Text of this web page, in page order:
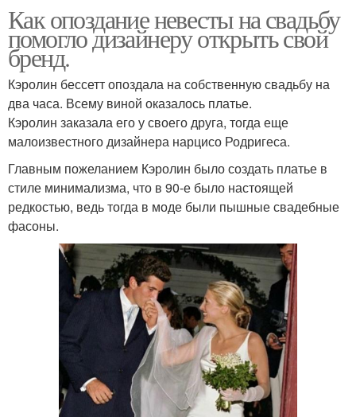
Как опоздание невесты на свадьбу
помогло дизайнеру открыть свой
бренд.
Кэролин бессетт опоздала на собственную свадьбу на
два часа. Всему виной оказалось платье.
Кэролин заказала его у своего друга, тогда еще
малоизвестного дизайнера нарцисо Родригеса.
Главным пожеланием Кэролин было создать платье в
стиле минимализма, что в 90-е было настоящей
редкостью, ведь тогда в моде были пышные свадебные
фасоны.